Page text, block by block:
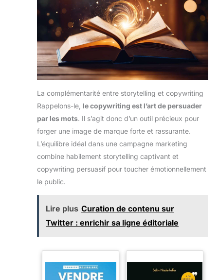
La complémentarité entre storytelling et copywriting
Rappelons-le, le copywriting est l’art de persuader
par les mots. Il s’agit donc d’un outil précieux pour
forger une image de marque forte et rassurante.
L’équilibre idéal dans une campagne marketing
combine habilement storytelling captivant et
copywriting persuasif pour toucher émotionnellement
le public.
Lire plus Curation de contenu sur
Twitter : enrichir sa ligne éditoriale